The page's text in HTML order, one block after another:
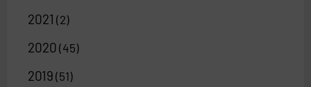
2021 (2)
2020 (45)
2019 (51)